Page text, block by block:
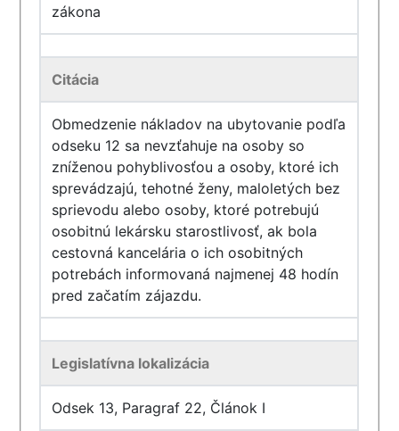
zákona
Citácia
Obmedzenie nákladov na ubytovanie podľa
odseku 12 sa nevzťahuje na osoby so
zníženou pohyblivosťou a osoby, ktoré ich
sprevádzajú, tehotné ženy, maloletých bez
sprievodu alebo osoby, ktoré potrebujú
osobitnú lekársku starostlivosť, ak bola
cestovná kancelária o ich osobitných
potrebách informovaná najmenej 48 hodín
pred začatím zájazdu.
Legislatívna lokalizácia
Odsek 13, Paragraf 22, Článok I